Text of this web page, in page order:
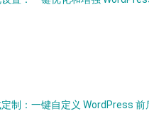
制：一键自定义 WordPress